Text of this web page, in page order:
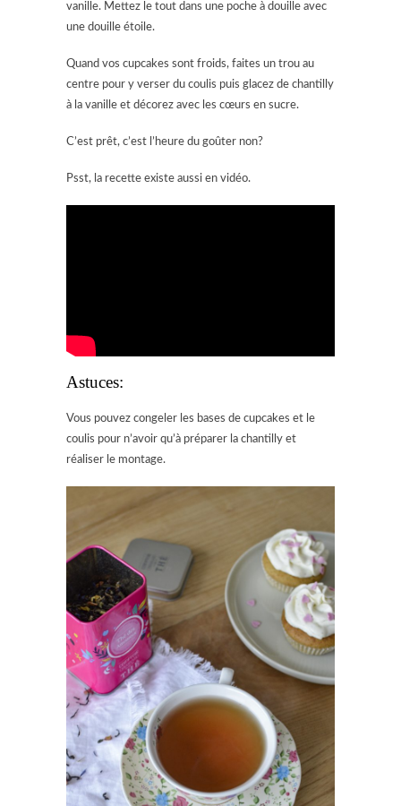
vanille. Mettez le tout dans une poche à douille avec
une douille étoile.
Quand vos cupcakes sont froids, faites un trou au
centre pour y verser du coulis puis glacez de chantilly
à la vanille et décorez avec les cœurs en sucre.
C’est prêt, c’est l’heure du goûter non?
Psst, la recette existe aussi en vidéo.
Astuces:
Vous pouvez congeler les bases de cupcakes et le
coulis pour n’avoir qu’à préparer la chantilly et
réaliser le montage.